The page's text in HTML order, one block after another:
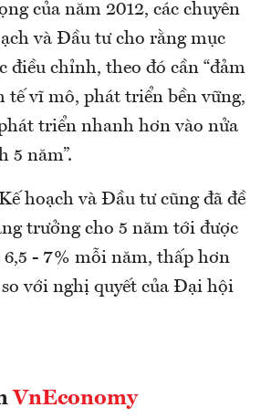
của năm 2012, các chuyên
và Đầu tư cho rằng mục
điều chỉnh, theo đó cần “đảm
tế vĩ mô, phát triển bền vững,
triển nhanh hơn vào nửa
5 năm”.
hoạch và Đầu tư cũng đã đề
trưởng cho 5 năm tới được
6,5 - 7% mỗi năm, thấp hơn
với nghị quyết của Đại hội
VnEconomy